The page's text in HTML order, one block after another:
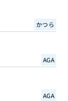
かつら
AGA
AGA